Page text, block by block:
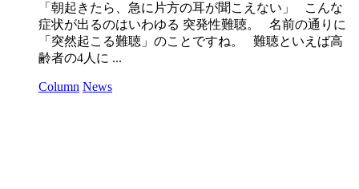
「朝起きたら、急に片方の耳が聞こえない」 こんな
症状が出るのはいわゆる 突発性難聴。 名前の通りに
「突然起こる難聴」のことですね。 難聴といえば高
齢者の4人に ...
Column News